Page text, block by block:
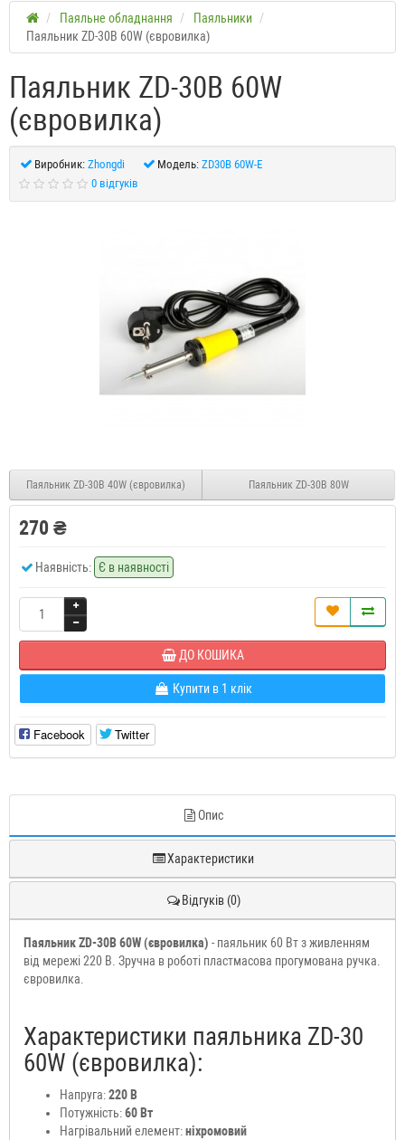
Паяльне обладнання
Паяльники
Паяльник ZD-30B 60W (євровилка)
Паяльник ZD-30B 60W
(євровилка)
Виробник: Zhongdi Модель: ZD30B 60W-E
0 відгуків
Паяльник ZD-30B 40W (євровилка) Паяльник ZD-30B 80W
270 ₴
Наявність: Є в наявності
ДО КОШИКА
Купити в 1 клік
Facebook Twitter
Опис
Характеристики
Відгуків (0)
Паяльник ZD-30B 60W (євровилка) - паяльник 60 Вт з живленням
від мережі 220 В. Зручна в роботі пластмасова прогумована ручка.
євровилка.
Характеристики паяльника ZD-30
60W (євровилка):
Напруга:220 В
Потужність:60 Вт
Нагрівальний елемент:ніхромовий